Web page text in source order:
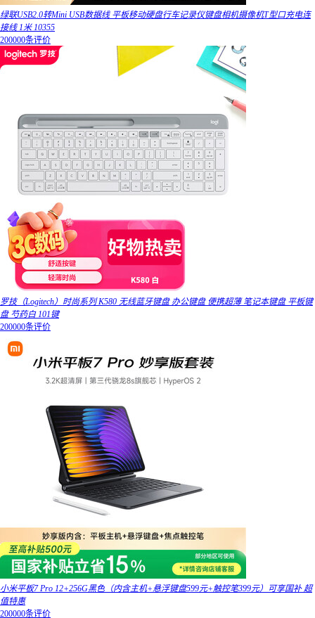
绿联USB2.0转Mini USB数据线 平板移动硬盘行车记录仪键盘相机摄像机T型口充电连
接线 1米 10355
200000条评价
罗技（Logitech）时尚系列 K580 无线蓝牙键盘 办公键盘 便携超薄 笔记本键盘 平板键
盘 芍药白 101键
200000条评价
小米平板7 Pro 12+256G黑色（内含主机+悬浮键盘599元+触控笔399元）可享国补 超
值特惠
200000条评价